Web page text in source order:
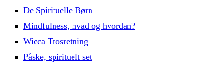
De Spirituelle Børn
Mindfulness, hvad og hvordan?
Wicca Trosretning
Påske, spirituelt set